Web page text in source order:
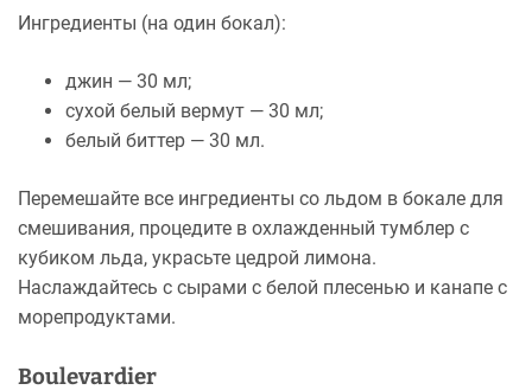
Ингредиенты (на один бокал):
джин — 30 мл;
сухой белый вермут — 30 мл;
белый биттер — 30 мл.
Перемешайте все ингредиенты со льдом в бокале для
смешивания, процедите в охлажденный тумблер с
кубиком льда, украсьте цедрой лимона.
Наслаждайтесь с сырами с белой плесенью и канапе с
морепродуктами.
Boulevardier